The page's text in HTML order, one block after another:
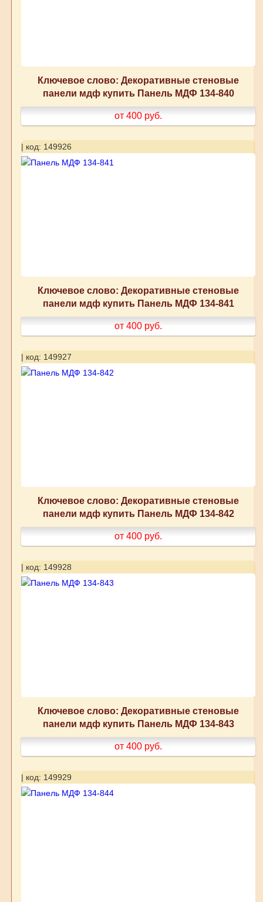
Ключевое слово: Декоративные стеновые
панели мдф купить Панель МДФ 134-840
от 400 руб.
| код: 149926
Ключевое слово: Декоративные стеновые
панели мдф купить Панель МДФ 134-841
от 400 руб.
| код: 149927
Ключевое слово: Декоративные стеновые
панели мдф купить Панель МДФ 134-842
от 400 руб.
| код: 149928
Ключевое слово: Декоративные стеновые
панели мдф купить Панель МДФ 134-843
от 400 руб.
| код: 149929